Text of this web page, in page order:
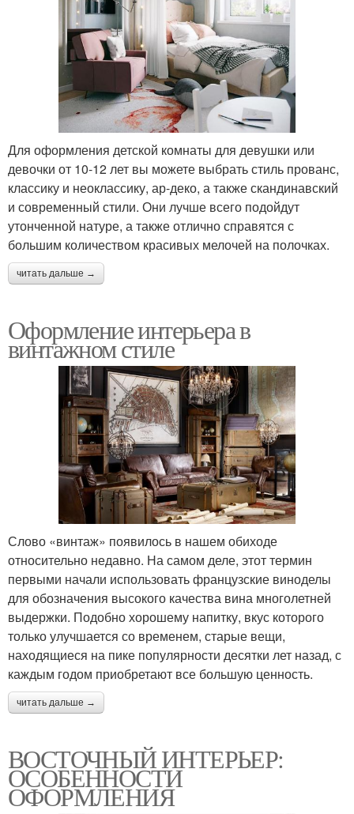
Для оформления детской комнаты для девушки или
девочки от 10-12 лет вы можете выбрать стиль прованс,
классику и неоклассику, ар-деко, а также скандинавский
и современный стили. Они лучше всего подойдут
утонченной натуре, а также отлично справятся с
большим количеством красивых мелочей на полочках.
читать дальше →
Оформление интерьера в
винтажном стиле
Слово «винтаж» появилось в нашем обиходе
относительно недавно. На самом деле, этот термин
первыми начали использовать французские виноделы
для обозначения высокого качества вина многолетней
выдержки. Подобно хорошему напитку, вкус которого
только улучшается со временем, старые вещи,
находящиеся на пике популярности десятки лет назад, с
каждым годом приобретают все большую ценность.
читать дальше →
ВОСТОЧНЫЙ ИНТЕРЬЕР:
ОСОБЕННОСТИ
ОФОРМЛЕНИЯ